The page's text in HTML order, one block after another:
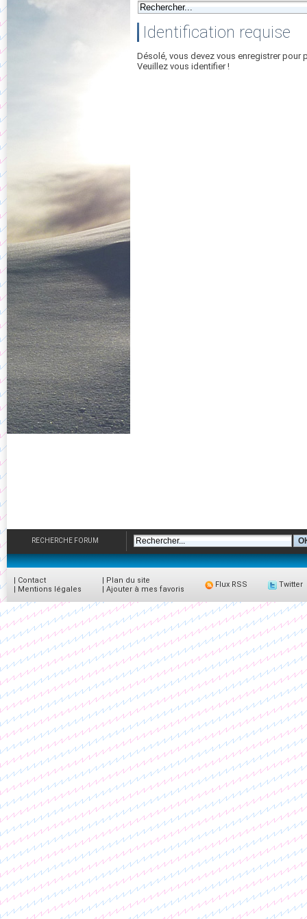
Identification requise
Désolé, vous devez vous enregistrer pour
Veuillez vous identifier !
RECHERCHE FORUM
| Contact
| Mentions légales
| Plan du site
| Ajouter à mes favoris
Flux RSS Twitter